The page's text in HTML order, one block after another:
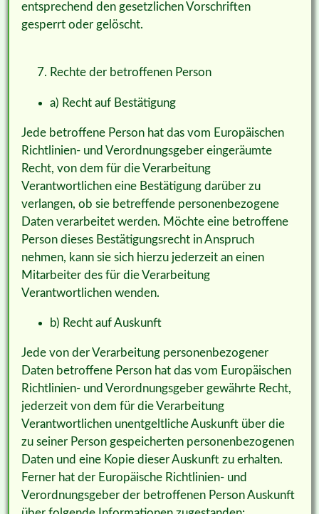
entsprechend den gesetzlichen Vorschriften
gesperrt oder gelöscht.
Rechte der betroffenen Person
a) Recht auf Bestätigung
Jede betroffene Person hat das vom Europäischen
Richtlinien- und Verordnungsgeber eingeräumte
Recht, von dem für die Verarbeitung
Verantwortlichen eine Bestätigung darüber zu
verlangen, ob sie betreffende personenbezogene
Daten verarbeitet werden. Möchte eine betroffene
Person dieses Bestätigungsrecht in Anspruch
nehmen, kann sie sich hierzu jederzeit an einen
Mitarbeiter des für die Verarbeitung
Verantwortlichen wenden.
b) Recht auf Auskunft
Jede von der Verarbeitung personenbezogener
Daten betroffene Person hat das vom Europäischen
Richtlinien- und Verordnungsgeber gewährte Recht,
jederzeit von dem für die Verarbeitung
Verantwortlichen unentgeltliche Auskunft über die
zu seiner Person gespeicherten personenbezogenen
Daten und eine Kopie dieser Auskunft zu erhalten.
Ferner hat der Europäische Richtlinien- und
Verordnungsgeber der betroffenen Person Auskunft